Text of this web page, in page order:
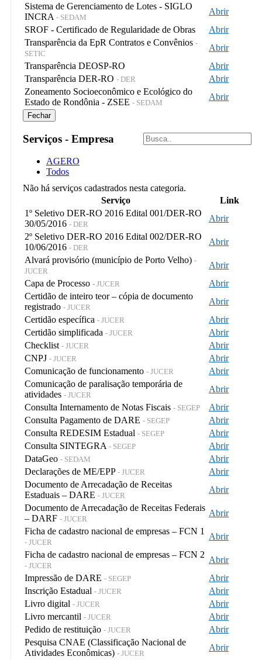
Sistema de Gerenciamento de Lotes - SIGLO
INCRA - SEDAM
Abrir
SROF - Certificado de Regularidade de Obras
Abrir
Transparência da EpR Contratos e Convênios -
SETIC
Abrir
Transparência DEOSP-RO
Abrir
Transparência DER-RO - DER
Abrir
Zoneamento Socioeconômico e Ecológico do
Estado de Rondônia - ZSEE - SEDAM
Abrir
Fechar
Serviços - Empresa
AGERO
Todos
Não há serviços cadastrados nesta categoria.
Serviço
Link
1º Seletivo DER-RO 2016 Edital 001/DER-RO
30/05/2016 - DER
Abrir
2º Seletivo DER-RO 2016 Edital 002/DER-RO
10/06/2016 - DER
Abrir
Alvará provisório (município de Porto Velho) -
JUCER
Abrir
Capa de Processo - JUCER
Abrir
Certidão de inteiro teor – cópia de documento
registrado - JUCER
Abrir
Certidão específica - JUCER
Abrir
Certidão simplificada - JUCER
Abrir
Checklist - JUCER
Abrir
CNPJ - JUCER
Abrir
Comunicação de funcionamento - JUCER
Abrir
Comunicação de paralisação temporária de
atividades - JUCER
Abrir
Consulta Internamento de Notas Fiscais - SEGEP
Abrir
Consulta Pagamento de DARE - SEGEP
Abrir
Consulta REDESIM Estadual - SEGEP
Abrir
Consulta SINTEGRA - SEGEP
Abrir
DataGeo - SEDAM
Abrir
Declarações de ME/EPP - JUCER
Abrir
Documento de Arrecadação de Receitas
Estaduais – DARE - JUCER
Abrir
Documento de Arrecadação de Receitas Federais
– DARF - JUCER
Abrir
Ficha de cadastro nacional de empresas – FCN 1
- JUCER
Abrir
Ficha de cadastro nacional de empresas – FCN 2
- JUCER
Abrir
Impressão de DARE - SEGEP
Abrir
Inscrição Estadual - JUCER
Abrir
Livro digital - JUCER
Abrir
Livro mercantil - JUCER
Abrir
Pedido de restituição - JUCER
Abrir
Pesquisa CNAE (Classificação Nacional de
Atividades Econômicas) - JUCER
Abrir